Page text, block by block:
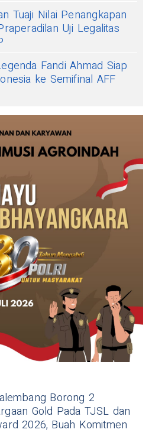
Tuaji Nilai Penangkapan
Uji Legalitas
Fandi Ahmad Siap
ke Semifinal AFF
Borong 2
Gold Pada TJSL dan
2026, Buah Komitmen